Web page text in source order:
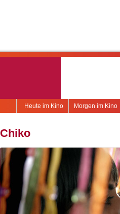
Morgen im Kino
Heute im Kino
Chiko